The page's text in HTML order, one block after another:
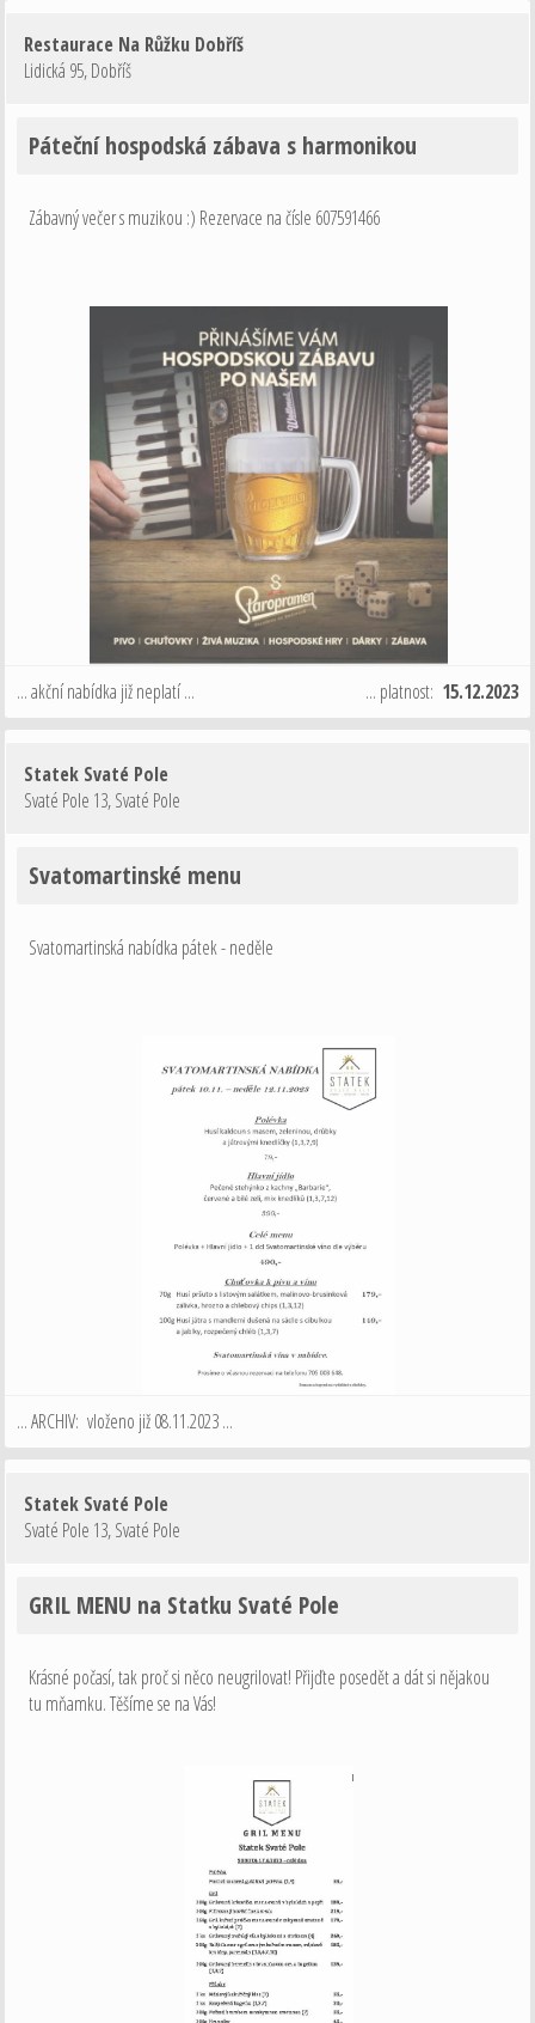
Restaurace Na Růžku Dobříš
Lidická 95,Dobříš
Páteční hospodská zábava s harmonikou
Zábavný večer s muzikou :) Rezervace na čísle 607591466
... akční nabídka již neplatí ... ... platnost: 15.12.2023
Statek Svaté Pole
Svaté Pole 13,Svaté Pole
Svatomartinské menu
Svatomartinská nabídka pátek - neděle
... ARCHIV: vloženo již 08.11.2023 ...
Statek Svaté Pole
Svaté Pole 13,Svaté Pole
GRIL MENU na Statku Svaté Pole
Krásné počasí, tak proč si něco neugrilovat! Přijďte posedět a dát si nějakou
tu mňamku. Těšíme se na Vás!